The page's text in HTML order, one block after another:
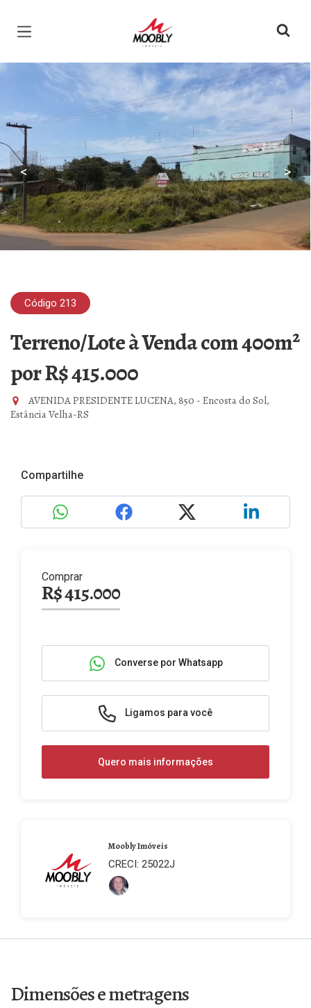
Página inicial
< >
Código 213
Terreno/Lote à Venda com 400m²
por R$ 415.000
AVENIDA PRESIDENTE LUCENA, 850 - Encosta do Sol,
Estância Velha-RS
Compartilhe
Comprar
R$ 415.000
Converse por Whatsapp
Ligamos para você
Quero mais informações
Moobly Imóveis
CRECI: 25022J
Dimensões e metragens